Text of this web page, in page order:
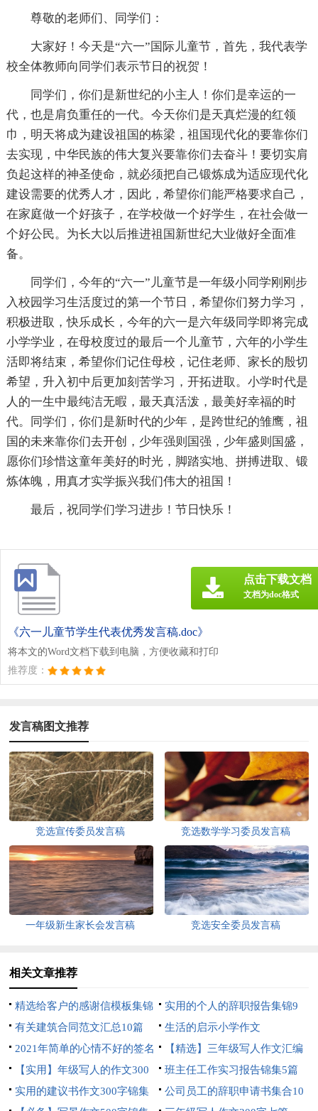
尊敬的老师们、同学们：
大家好！今天是“六一”国际儿童节，首先，我代表学
校全体教师向同学们表示节日的祝贺！
同学们，你们是新世纪的小主人！你们是幸运的一
代，也是肩负重任的一代。今天你们是天真烂漫的红领
巾，明天将成为建设祖国的栋梁，祖国现代化的要靠你们
去实现，中华民族的伟大复兴要靠你们去奋斗！要切实肩
负起这样的神圣使命，就必须把自己锻炼成为适应现代化
建设需要的优秀人才，因此，希望你们能严格要求自己，
在家庭做一个好孩子，在学校做一个好学生，在社会做一
个好公民。为长大以后推进祖国新世纪大业做好全面准
备。
同学们，今年的“六一”儿童节是一年级小同学刚刚步
入校园学习生活度过的第一个节日，希望你们努力学习，
积极进取，快乐成长，今年的六一是六年级同学即将完成
小学学业，在母校度过的最后一个儿童节，六年的小学生
活即将结束，希望你们记住母校，记住老师、家长的殷切
希望，升入初中后更加刻苦学习，开拓进取。小学时代是
人的一生中最纯洁无暇，最天真活泼，最美好幸福的时
代。同学们，你们是新时代的少年，是跨世纪的雏鹰，祖
国的未来靠你们去开创，少年强则国强，少年盛则国盛，
愿你们珍惜这童年美好的时光，脚踏实地、拼搏进取、锻
炼体魄，用真才实学振兴我们伟大的祖国！
最后，祝同学们学习进步！节日快乐！
《六一儿童节学生代表优秀发言稿.doc》
将本文的Word文档下载到电脑，方便收藏和打印
推荐度：
点击下载文档
文档为doc格式
发言稿图文推荐
竞选宣传委员发言稿 竞选数学学习委员发言稿
一年级新生家长会发言稿 竞选安全委员发言稿
相关文章推荐
精选给客户的感谢信模板集锦
六篇
实用的个人的辞职报告集锦9
篇
有关建筑合同范文汇总10篇
生活的启示小学作文
2021年简单的心情不好的签名
合集45条
【精选】三年级写人作文汇编
10篇
【实用】年级写人的作文300
字汇总七篇
班主任工作实习报告锦集5篇
实用的建议书作文300字锦集
公司员工的辞职申请书集合10